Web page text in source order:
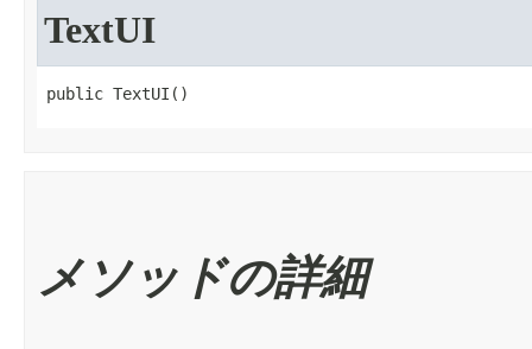
TextUI
public TextUI​()
メソッドの詳細